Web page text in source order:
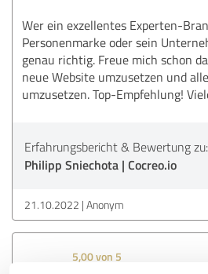
Wer ein exzellentes Experten-
Personenmarke oder sein
genau richtig. Freue mich schon
neue Website umzusetzen und
umzusetzen. Top-Empfehlung!
Erfahrungsbericht & Bewertung zu:
Philipp Sniechota | Cocreo.io
21.10.2022 Anonym
5,00 von 5